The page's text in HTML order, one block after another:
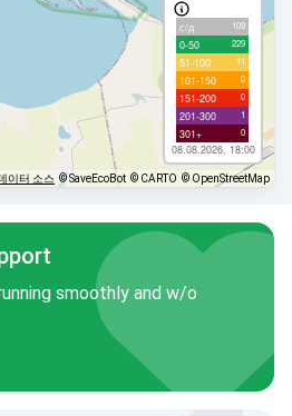
с/д 109
0-50 229
51-100 11
101-150 0
151-200 0
201-300 1
301+ 0
08.08.2026, 18:00
이터 소스 © SaveEcoBot © CARTO © OpenStreetMap
smoothly and w/o